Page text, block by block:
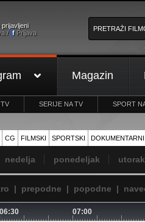
prijavljeni
/ fPrijava
Magazin
SERIJE NA TV SPORT
CG FILMSKI SPORTSKI DOKUMENTARNI
nedelja ponedeljak utorak
| prepodne | popodne |
06:30 07:00